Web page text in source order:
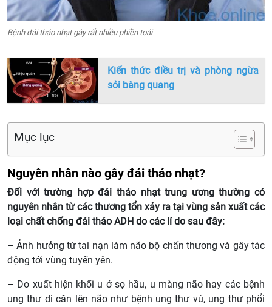
Bệnh đái tháo nhạt gây rất nhiều phiền toái
Kiến thức điều trị và phòng ngừa
sỏi bàng quang
Mục lục
Nguyên nhân nào gây đái tháo nhạt?
Đối với trường hợp đái tháo nhạt trung ương thường có
nguyên nhân từ các thương tổn xảy ra tại vùng sản xuất các
loại chất chống đái tháo ADH do các lí do sau đây:
– Ảnh hưởng từ tai nạn làm não bộ chấn thương và gây tác
động tới vùng tuyến yên.
– Do xuất hiện khối u ở sọ hầu, u màng não hay các bệnh
ung thư di căn lên não như bệnh ung thư vú, ung thư phổi